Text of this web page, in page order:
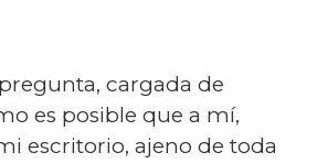
cargada de
es posible que a mí,
escritorio, ajeno de toda